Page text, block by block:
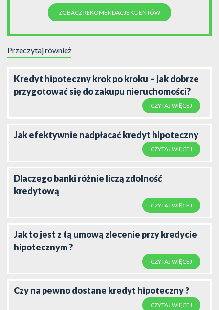
ZOBACZ REKOMENDACJE KLIENTÓW
Przeczytaj również
Kredyt hipoteczny krok po kroku – jak dobrze
przygotować się do zakupu nieruchomości?
CZYTAJ WIĘCEJ
Jak efektywnie nadpłacać kredyt hipoteczny
CZYTAJ WIĘCEJ
Dlaczego banki różnie liczą zdolność
kredytową
CZYTAJ WIĘCEJ
Jak to jest z tą umową zlecenie przy kredycie
hipotecznym ?
CZYTAJ WIĘCEJ
Czy na pewno dostane kredyt hipoteczny ?
CZYTAJ WIĘCEJ